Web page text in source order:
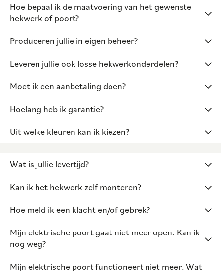
Hoe bepaal ik de maatvoering van het gewenste
hekwerk of poort?
Produceren jullie in eigen beheer?
Leveren jullie ook losse hekwerkonderdelen?
Moet ik een aanbetaling doen?
Hoelang heb ik garantie?
Uit welke kleuren kan ik kiezen?
Wat is jullie levertijd?
Kan ik het hekwerk zelf monteren?
Hoe meld ik een klacht en/of gebrek?
Mijn elektrische poort gaat niet meer open. Kan ik
nog weg?
Mijn elektrische poort functioneert niet meer. Wat